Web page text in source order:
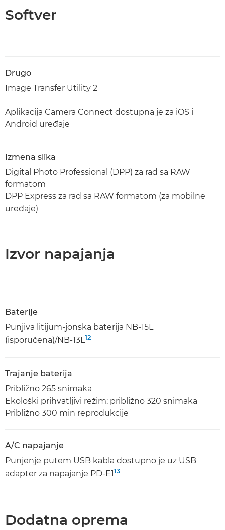
Softver
Drugo
Image Transfer Utility 2
Aplikacija Camera Connect dostupna je za iOS i
Android uređaje
Izmena slika
Digital Photo Professional (DPP) za rad sa RAW
formatom
DPP Express za rad sa RAW formatom (za mobilne
uređaje)
Izvor napajanja
Baterije
Punjiva litijum-jonska baterija NB-15L
(isporučena)/NB-13L12
Trajanje baterija
Približno 265 snimaka
Ekološki prihvatljivi režim: približno 320 snimaka
Približno 300 min reprodukcije
A/C napajanje
Punjenje putem USB kabla dostupno je uz USB
adapter za napajanje PD-E113
Dodatna oprema